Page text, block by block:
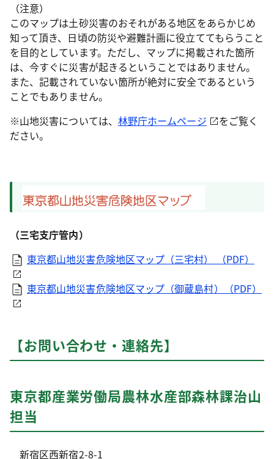
（注意）
このマップは土砂災害のおそれがある地区をあらかじめ
知って頂き、日頃の防災や避難計画に役立ててもらうこと
を目的としています。ただし、マップに掲載された箇所
は、今すぐに災害が起きるということではありません。
また、記載されていない箇所が絶対に安全であるという
ことでもありません。
※山地災害については、 林野庁ホームページ
をご覧く
ださい。
（三宅支庁管内）
東京都山地災害危険地区マップ（三宅村） （PDF）
東京都山地災害危険地区マップ（御蔵島村）（PDF）
【お問い合わせ・連絡先】
東京都産業労働局農林水産部森林課治山
担当
新宿区西新宿2-8-1